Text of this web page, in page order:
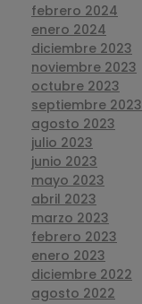
febrero 2024
enero 2024
diciembre 2023
noviembre 2023
octubre 2023
septiembre 2023
agosto 2023
julio 2023
junio 2023
mayo 2023
abril 2023
marzo 2023
febrero 2023
enero 2023
diciembre 2022
agosto 2022